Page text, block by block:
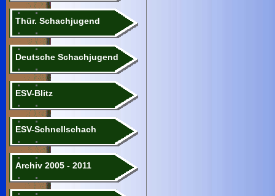
Thür. Schachjugend
Deutsche Schachjugend
ESV-Blitz
ESV-Schnellschach
Archiv 2005 - 2011